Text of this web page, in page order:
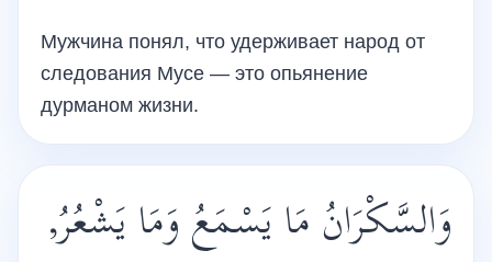
Мужчина понял, что удерживает народ от
следования Мусе — это опьянение
дурманом жизни.
وَالسَّكْرَانُ مَا يَسْمَعُ وَمَا يَشْعُرُ,